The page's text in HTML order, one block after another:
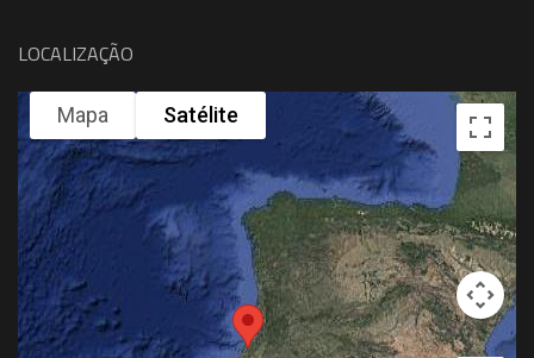
LOCALIZAÇÃO
Mapa Satélite